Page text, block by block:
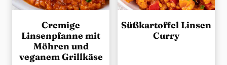
Cremige
Linsenpfanne mit
Möhren und
veganem Grillkäse
Süßkartoffel Linsen
Curry